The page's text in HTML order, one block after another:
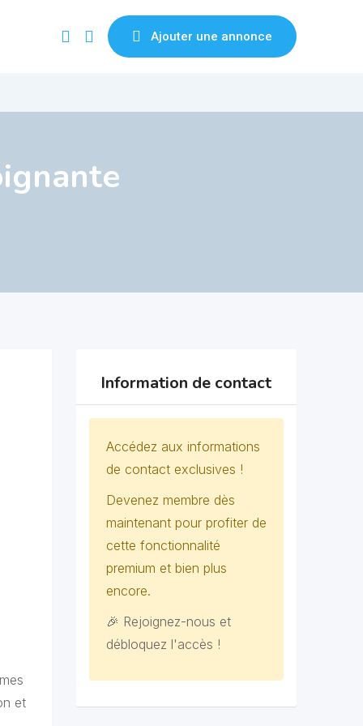
Ajouter une annonce
et
Information de contact
Accédez aux informations
de contact exclusives !
Devenez membre dès
maintenant pour profiter de
cette fonctionnalité
premium et bien plus
encore.
🎉 Rejoignez-nous et
débloquez l'accès !